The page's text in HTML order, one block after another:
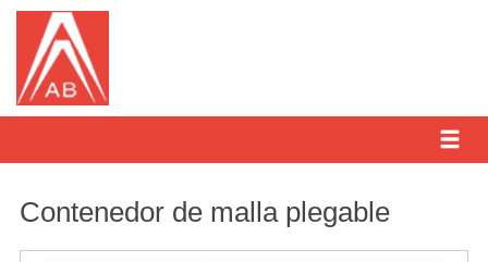
Contenedor de malla plegable